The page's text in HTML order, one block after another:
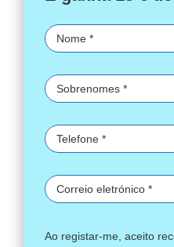
Ao registar-me, aceito